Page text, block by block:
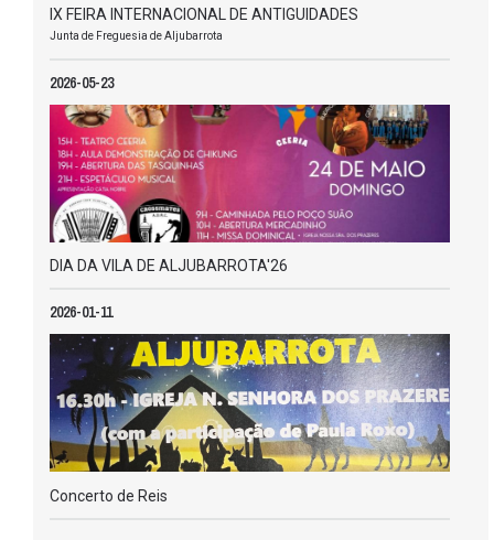
IX FEIRA INTERNACIONAL DE ANTIGUIDADES
Junta de Freguesia de Aljubarrota
2026-05-23
DIA DA VILA DE ALJUBARROTA'26
2026-01-11
Concerto de Reis